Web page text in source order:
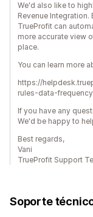
We'd also like to
Revenue
TrueProfit can
more accurate view
place.
You can learn more
https://
rules-data-
If you have any
We'd be happy to
Best regards,
Vani
TrueProfit Support
Soporte